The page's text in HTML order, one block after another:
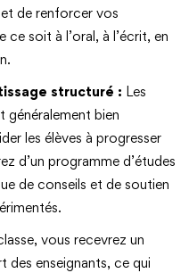
de renforcer vos
soit à l’oral, à l’écrit, en
structuré : Les
généralement bien
les élèves à progresser
d’un programme d’études
de conseils et de soutien
vous recevrez un
des enseignants, ce qui